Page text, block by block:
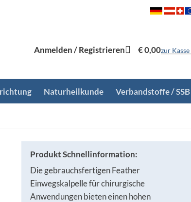
Anmelden / Registrieren €0,00zur Kasse
Naturheilkunde Verbandstoffe / SSB
Produkt Schnellinformation:
Die gebrauchsfertigen Feather
Einwegskalpelle für chirurgische
Anwendungen bieten einen hohen